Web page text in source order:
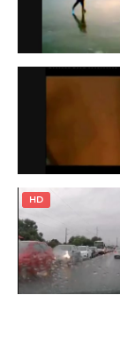
HD